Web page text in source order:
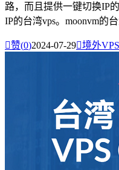
路，而且提供一键切换IP
IP的台湾vps。moonvm的
赞(0)2024-07-29境外VPS